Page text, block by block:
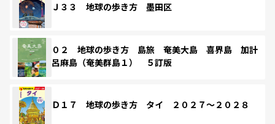
Ｊ３３ 地球の歩き方 墨田区
０２ 地球の歩き方 島旅 奄美大島 喜界島 加計
呂麻島（奄美群島１） ５訂版
Ｄ１７ 地球の歩き方 タイ ２０２７～２０２８